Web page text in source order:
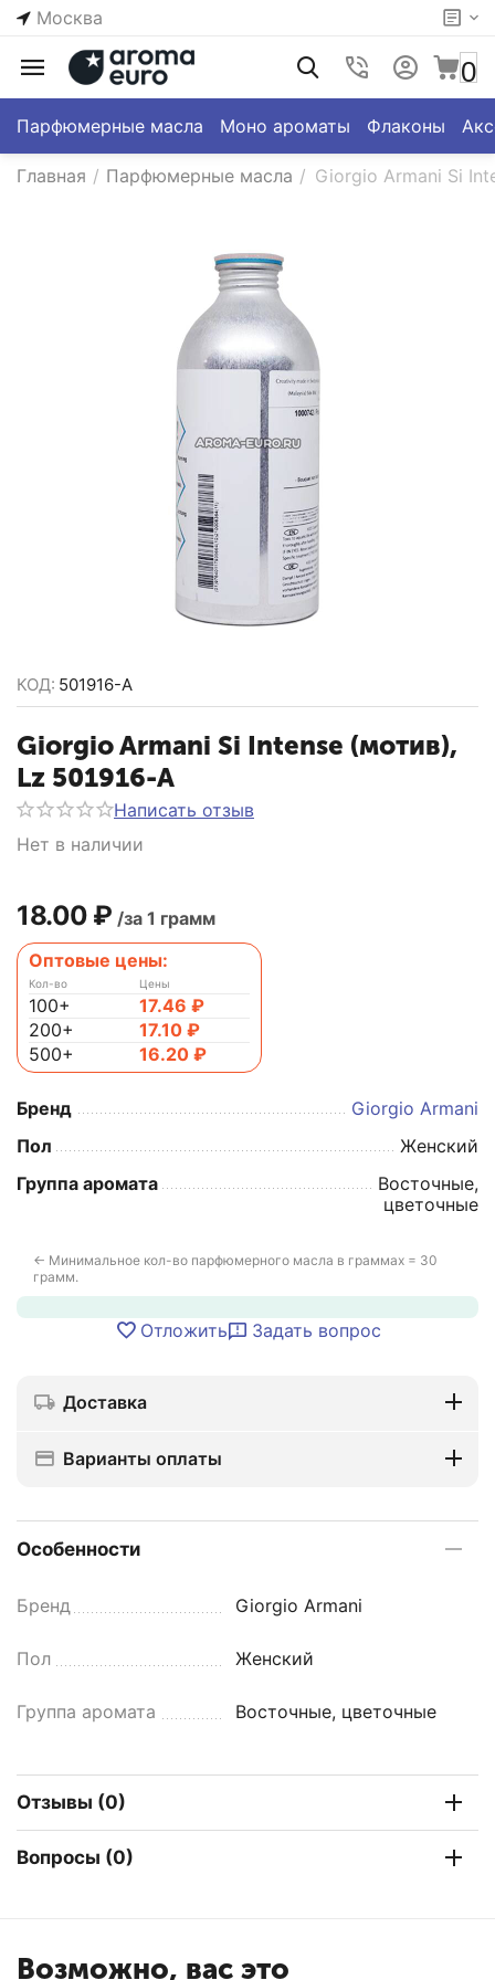
Москва
0
Парфюмерные масла Моно ароматы Флаконы
Главная / Парфюмерные масла / Giorgio Armani Si
КОД: 501916-A
Giorgio Armani Si Intense (мотив),
Lz 501916-A
Написать отзыв
Нет в наличии
18.00 ₽ /за 1 грамм
Оптовые цены:
Кол-во
100+
200+
500+
Цены
17.46 ₽
17.10 ₽
16.20 ₽
Бренд
Giorgio Armani
Пол
Женский
Группа аромата
Восточные,
цветочные
← Минимальное кол-во парфюмерного масла в граммах = 30
грамм.
Отложить Задать вопрос
Доставка
Варианты оплаты
Особенности
Бренд Giorgio Armani
Пол Женский
Группа аромата Восточные, цветочные
Отзывы (0)
Вопросы (0)
Возможно, вас это